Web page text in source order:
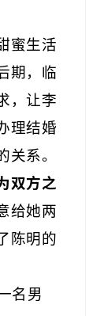
蜜生活
期，临
，让李
理结婚
系。
双方之
给她两
陈明的
名男